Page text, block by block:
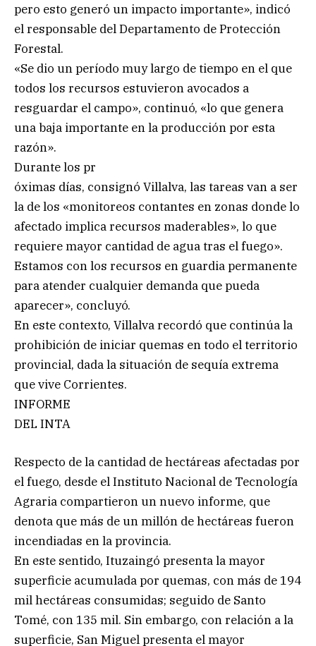
pero esto generó un impacto importante», indicó
el responsable del Departamento de Protección
Forestal.
«Se dio un período muy largo de tiempo en el que
todos los recursos estuvieron avocados a
resguardar el campo», continuó, «lo que genera
una baja importante en la producción por esta
razón».
Durante los pr
óximas días, consignó Villalva, las tareas van a ser
la de los «monitoreos contantes en zonas donde lo
afectado implica recursos maderables», lo que
requiere mayor cantidad de agua tras el fuego».
Estamos con los recursos en guardia permanente
para atender cualquier demanda que pueda
aparecer», concluyó.
En este contexto, Villalva recordó que continúa la
prohibición de iniciar quemas en todo el territorio
provincial, dada la situación de sequía extrema
que vive Corrientes.
INFORME
DEL INTA
Respecto de la cantidad de hectáreas afectadas por
el fuego, desde el Instituto Nacional de Tecnología
Agraria compartieron un nuevo informe, que
denota que más de un millón de hectáreas fueron
incendiadas en la provincia.
En este sentido, Ituzaingó presenta la mayor
superficie acumulada por quemas, con más de 194
mil hectáreas consumidas; seguido de Santo
Tomé, con 135 mil. Sin embargo, con relación a la
superficie, San Miguel presenta el mayor